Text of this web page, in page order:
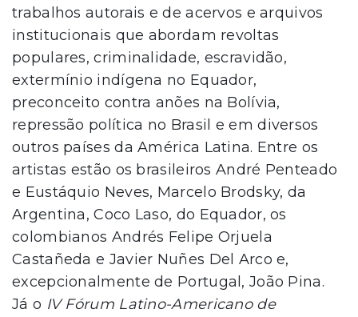
trabalhos autorais e de acervos e arquivos
institucionais que abordam revoltas
populares, criminalidade, escravidão,
extermínio indígena no Equador,
preconceito contra anões na Bolívia,
repressão política no Brasil e em diversos
outros países da América Latina. Entre os
artistas estão os brasileiros André Penteado
e Eustáquio Neves, Marcelo Brodsky, da
Argentina, Coco Laso, do Equador, os
colombianos Andrés Felipe Orjuela
Castañeda e Javier Nuñes Del Arco e,
excepcionalmente de Portugal, João Pina.
Já o IV Fórum Latino-Americano de